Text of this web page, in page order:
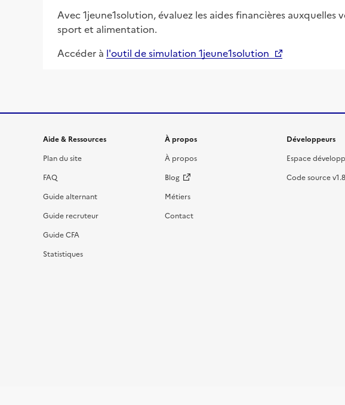
Avec 1jeune1solution, évaluez les aides financières
sport et alimentation.
Accéder à l'outil de simulation 1jeune1solution
Informations et liens du site
Aide & Ressources
Plan du site
FAQ
Guide alternant
Guide recruteur
Guide CFA
Statistiques
À propos
À propos
Blog
Métiers
Contact
Développeurs
Espace
Code source